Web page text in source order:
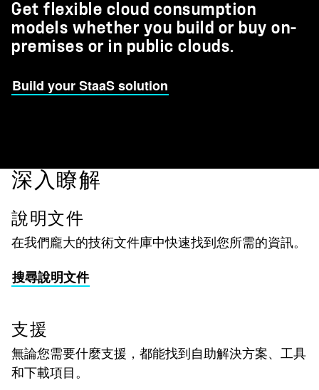
Get flexible cloud consumption
models whether you build or buy on-
premises or in public clouds.
Build your StaaS solution
深入瞭解
說明文件
在我們龐大的技術文件庫中快速找到您所需的資訊。
搜尋說明文件
支援
無論您需要什麼支援，都能找到自助解決方案、工具
和下載項目。